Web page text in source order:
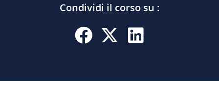
Condividi il corso su :